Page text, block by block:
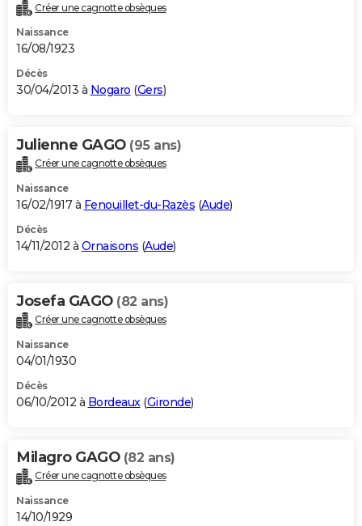
Créer une cagnotte obsèques
Naissance
16/08/1923
Décès
30/04/2013 à Nogaro (Gers)
Julienne GAGO (95 ans)
Créer une cagnotte obsèques
Naissance
16/02/1917 à Fenouillet-du-Razès (Aude)
Décès
14/11/2012 à Ornaisons (Aude)
Josefa GAGO (82 ans)
Créer une cagnotte obsèques
Naissance
04/01/1930
Décès
06/10/2012 à Bordeaux(Gironde)
Milagro GAGO (82 ans)
Créer une cagnotte obsèques
Naissance
14/10/1929